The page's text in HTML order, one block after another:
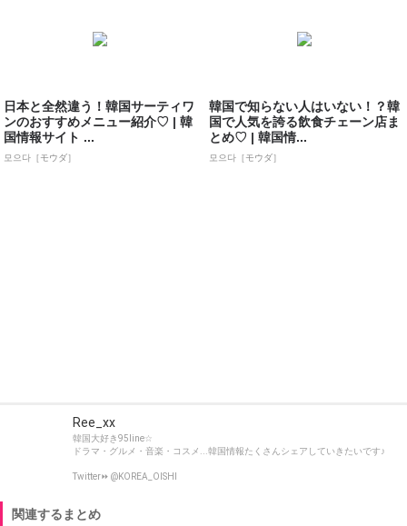
日本と全然違う！韓国サーティワ
ンのおすすめメニュー紹介♡ | 韓
国情報サイト ...
모으다［モウダ］
韓国で知らない人はいない！？韓
国で人気を誇る飲食チェーン店ま
とめ♡ | 韓国情...
모으다［モウダ］
Ree_xx
韓国大好き95line☆
ドラマ・グルメ・音楽・コスメ...韓国情報たくさんシェアしていきたいです♪
Twitter⏩ @KOREA_OISHI
関連するまとめ